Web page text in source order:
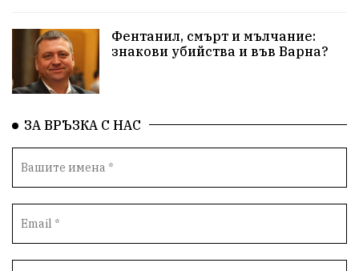
Незаконно строителство
Да защитим кмета на Варна
Плуване Образователен форум
Временни промени в движението
„Възраждане“
Фентанил, смърт и мълчание:
знакови убийства и във Варна?
ЗА ВРЪЗКА С НАС